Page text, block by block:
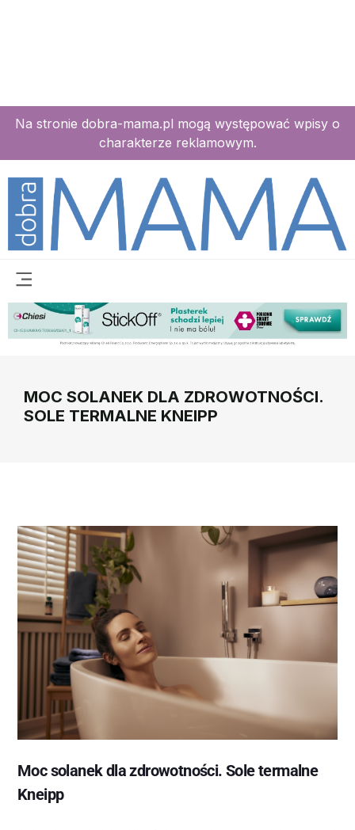
Na stronie dobra-mama.pl mogą występować wpisy o
charakterze reklamowym.
MOC SOLANEK DLA ZDROWOTNOŚCI.
SOLE TERMALNE KNEIPP
Moc solanek dla zdrowotności. Sole termalne
Kneipp